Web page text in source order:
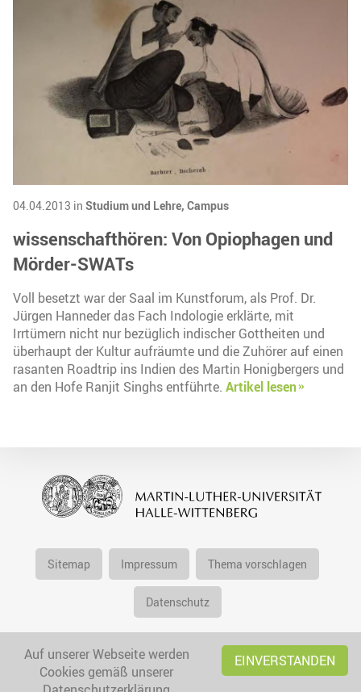
04.04.2013 in Studium und Lehre, Campus
wissenschafthören: Von Opiophagen und
Mörder-SWATs
Voll besetzt war der Saal im Kunstforum, als Prof. Dr.
Jürgen Hanneder das Fach Indologie erklärte, mit
Irrtümern nicht nur bezüglich indischer Gottheiten und
überhaupt der Kultur aufräumte und die Zuhörer auf einen
rasanten Roadtrip ins Indien des Martin Honigbergers und
an den Hofe Ranjit Singhs entführte. Artikel lesen
Sitemap Impressum Thema vorschlagen
Datenschutz
Auf unserer Webseite werden
Cookies gemäß unserer
EINVERSTANDEN